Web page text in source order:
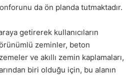
da ön planda tutmaktadır.
getirerek kullanıcıların
zeminler, beton
ve akıllı zemin kaplamaları,
biri olduğu için, bu alanın